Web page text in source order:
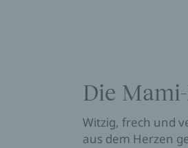
Die
Witzig, frech und
aus dem Herzen